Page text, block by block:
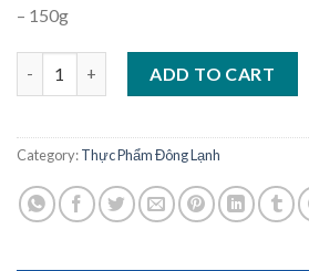
– 150g
ADD TO CART
Category:Thực Phẩm Đông Lạnh